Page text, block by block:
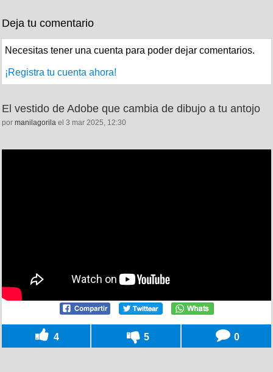
Deja tu comentario
Necesitas tener una cuenta para poder dejar comentarios.
¡Registra tu cuenta ahora!
El vestido de Adobe que cambia de dibujo a tu antojo
por manilagorila el 3 mar 2025, 12:30
4 5 0